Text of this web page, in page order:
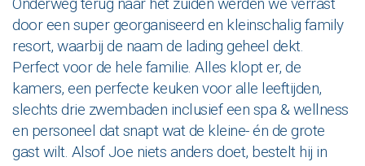
door een super georganiseerd en kleinschalig family
resort, waarbij de naam de lading geheel dekt.
Perfect voor de hele familie. Alles klopt er, de
kamers, een perfecte keuken voor alle leeftijden,
slechts drie zwembaden inclusief een spa & wellness
en personeel dat snapt wat de kleine- én de grote
gast wilt. Alsof Joe niets anders doet, bestelt hij in